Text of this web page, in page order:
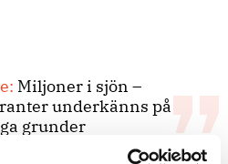
Miljoner i sjön –
underkänns på
grunder